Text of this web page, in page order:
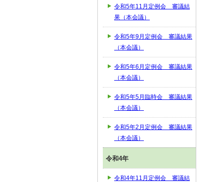
令和5年11月定例会 審議結
果（本会議）
令和5年9月定例会 審議結果
（本会議）
令和5年6月定例会 審議結果
（本会議）
令和5年5月臨時会 審議結果
（本会議）
令和5年2月定例会 審議結果
（本会議）
令和4年
令和4年11月定例会 審議結